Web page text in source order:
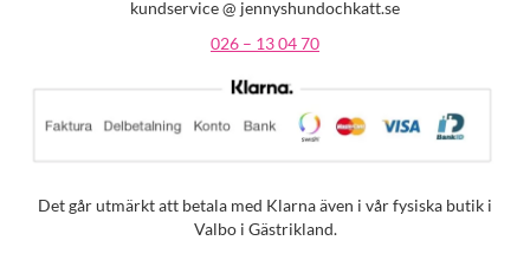
kundservice @ jennyshundochkatt.se
026 – 13 04 70
Det går utmärkt att betala med Klarna även i vår fysiska butik i
Valbo i Gästrikland.